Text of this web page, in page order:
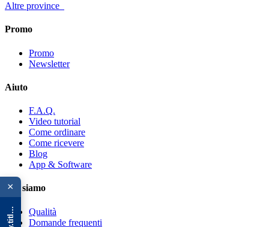
×
Altre province
Promo
Promo
Newsletter
Aiuto
F.A.Q.
Video tutorial
Come ordinare
Come ricevere
Blog
App & Software
Chi siamo
Qualità
Domande frequenti